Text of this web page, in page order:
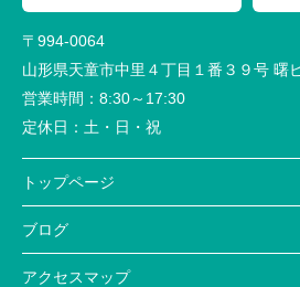
〒994-0064
山形県天童市中里４丁目１番３９号 曙
営業時間： 8:30～17:30
定休日： 土・日・祝
トップページ
ブログ
アクセスマップ